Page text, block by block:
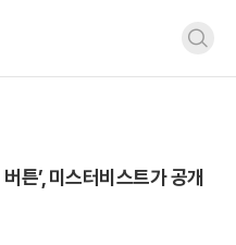
검
튼’, 미스터비스트가 공개